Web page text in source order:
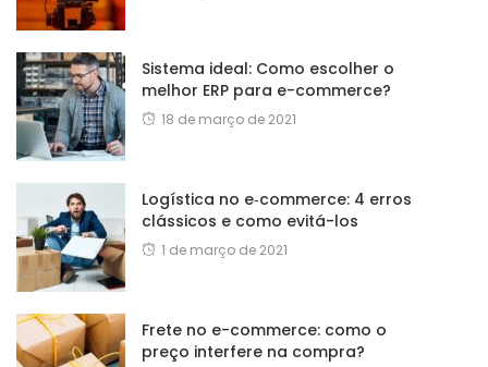
Sistema ideal: Como escolher o
melhor ERP para e-commerce?
18 de março de 2021
Logística no e‑commerce: 4 erros
clássicos e como evitá-los
1 de março de 2021
Frete no e-commerce: como o
preço interfere na compra?